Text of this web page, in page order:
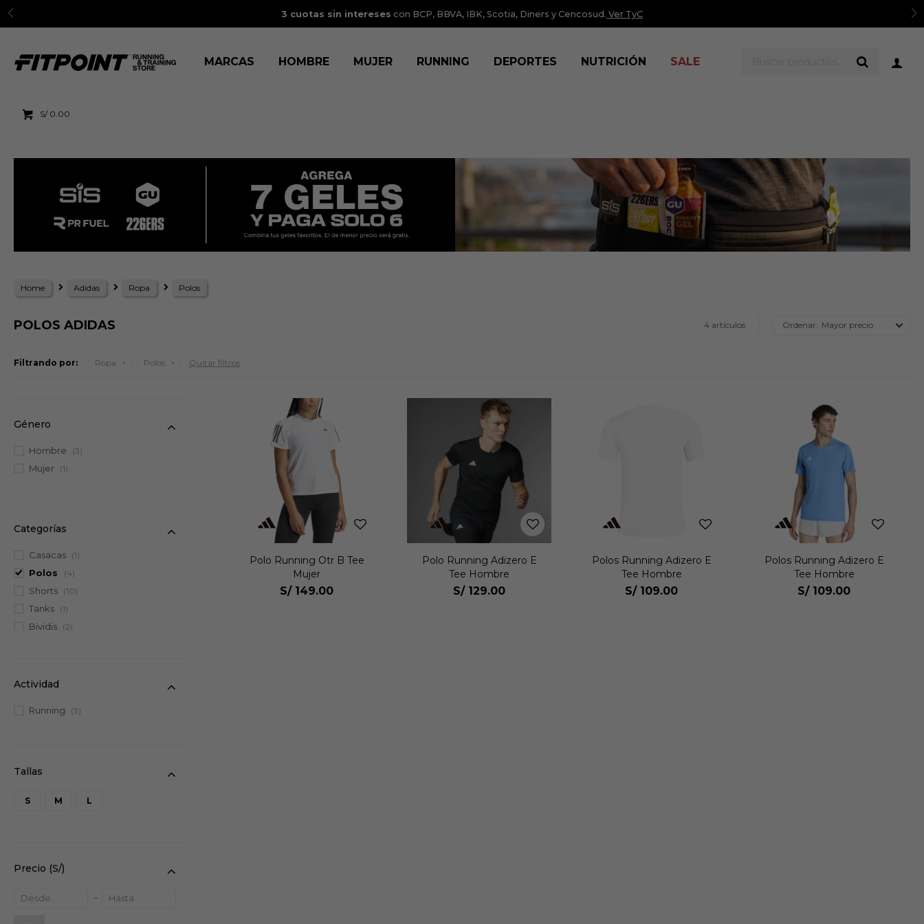
3 cuotas sin intereses con BCP, BBVA, IBK, Scotia, Diners y Cencosud. Ver TyC
MARCAS HOMBRE MUJER RUNNING DEPORTES NUTRICIÓN SALE
S/ 0.00
Home Adidas Ropa Polos
POLOS ADIDAS 4 artículos Mayor precio
Filtrando por: Ropa Polos Quitar filtros
Polo Running Otr B Tee
Mujer
S/ 149.00
Polo Running Adizero E
Tee Hombre
S/ 129.00
Polos Running Adizero E
Tee Hombre
S/ 109.00
Polos Running Adizero E
Tee Hombre
S/ 109.00
Categorías
Casacas (1)
Polos (4)
Shorts (10)
Tanks (1)
Bividis (2)
S M L
Precio (S/)
Género
Hombre (3)
Mujer (1)
Actividad
Running (3)